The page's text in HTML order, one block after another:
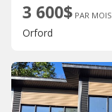
3 600$ PAR MOIS
Orford